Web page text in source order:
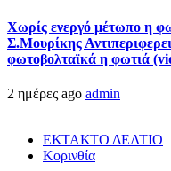
Χωρίς ενεργό μέτωπο η
Σ.Μουρίκης
φωτοβολταϊκά η φωτιά
2 ημέρες ago admin
ΕΚΤΑΚΤΟ ΔΕΛΤΙΟ
Κορινθία